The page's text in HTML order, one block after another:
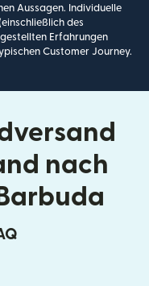
Aussagen. Individuelle
des
Erfahrungen
Customer Journey.
nach